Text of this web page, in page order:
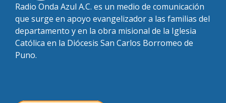
Radio Onda Azul A.C. es un medio de comunicación
que surge en apoyo evangelizador a las familias del
departamento y en la obra misional de la Iglesia
Católica en la Diócesis San Carlos Borromeo de
Puno.